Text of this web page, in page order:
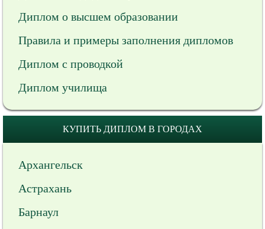
Диплом о высшем образовании
Правила и примеры заполнения дипломов
Диплом с проводкой
Диплом училища
КУПИТЬ ДИПЛОМ В ГОРОДАХ
Архангельск
Астрахань
Барнаул